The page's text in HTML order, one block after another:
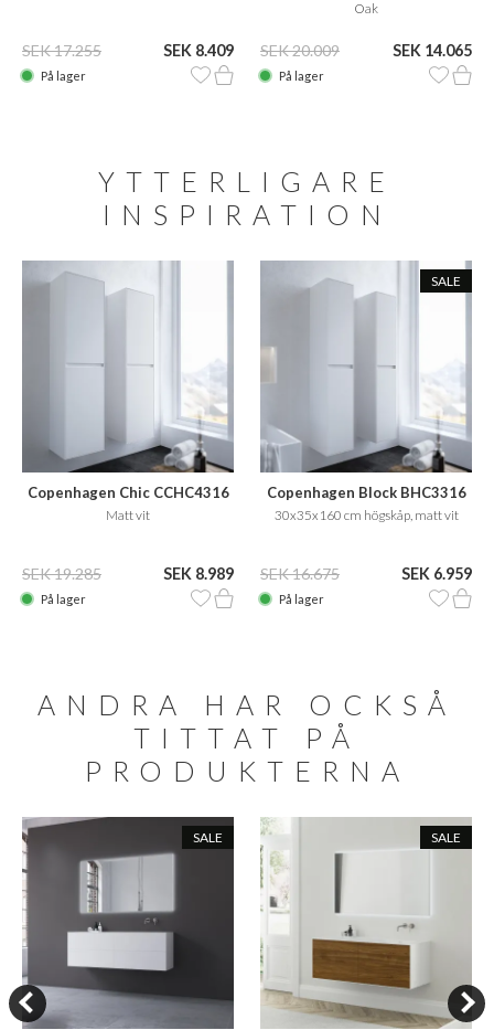
SEK 17.255 SEK 8.409
På lager
Oak
SEK 20.009 SEK 14.065
På lager
YTTERLIGARE
INSPIRATION
Copenhagen Chic CCHC4316
Matt vit
SEK 19.285 SEK 8.989
På lager
SALE
Copenhagen Block BHC3316
30x35x160 cm högskåp, matt vit
SEK 16.675 SEK 6.959
På lager
ANDRA HAR OCKSÅ
TITTAT PÅ
PRODUKTERNA
SALE SALE